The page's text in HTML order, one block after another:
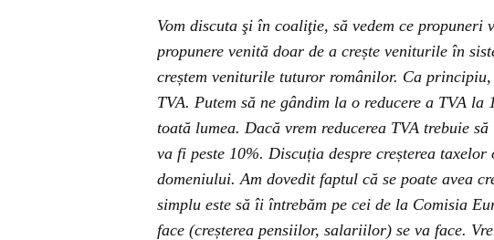
Vom discuta şi în coaliţie, să vedem ce
propunere venită doar de a crește veniturile în
creștem veniturile tuturor românilor. Ca
TVA. Putem să ne gândim la o reducere a TVA
toată lumea. Dacă vrem reducerea TVA trebuie
va fi peste 10%. Discuția despre creșterea
domeniului. Am dovedit faptul că se poate avea
simplu este să îi întrebăm pe cei de la Comisia
face (creșterea pensiilor, salariilor) se va face.